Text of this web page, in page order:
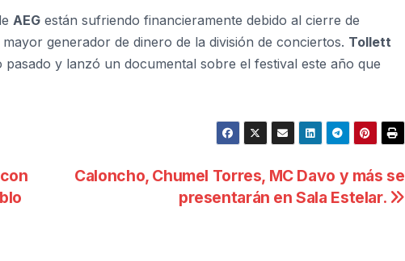
AEG están sufriendo financieramente debido al cierre de
generador de dinero de la división de conciertos. Tollett
y lanzó un documental sobre el festival este año que
Caloncho, Chumel Torres, MC Davo y más se
presentarán en Sala Estelar.